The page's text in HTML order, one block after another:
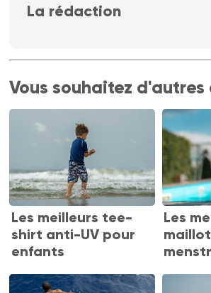
La rédaction
Vous souhaitez d'autres
Les meilleurs tee-
shirt anti-UV pour
enfants
Les